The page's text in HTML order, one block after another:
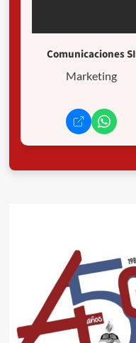
Comunicaciones SI
Marketing